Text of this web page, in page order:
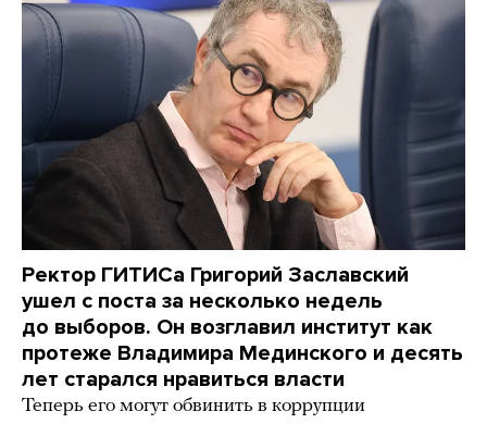
Ректор ГИТИСа Григорий Заславский
ушел с поста за несколько недель
до выборов. Он возглавил институт как
протеже Владимира Мединского и десять
лет старался нравиться власти
Теперь его могут обвинить в коррупции